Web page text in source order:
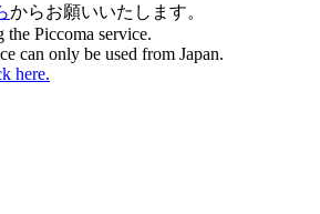
からお願いいたします。
the Piccoma service.
can only be used from Japan.
here.